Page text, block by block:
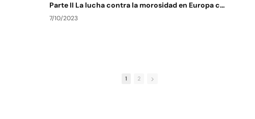
Parte II La lucha contra la morosidad en Europa contexto actual y de futuro
7/10/2023
1 2